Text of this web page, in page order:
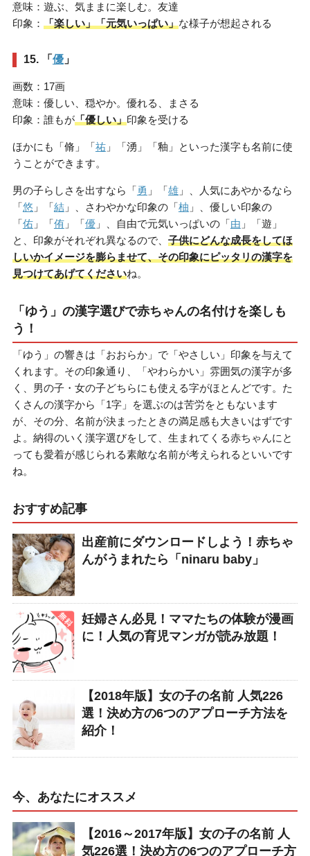
意味：遊ぶ、気ままに楽しむ。友達
印象： 「楽しい」「元気いっぱい」な様子が想起される
15. 「 優」
画数：17画
意味：優しい、穏やか。優れる、まさる
印象：誰もが「優しい」印象を受ける
ほかにも「脩」「祐」「湧」「釉」といった漢字も名前に使
うことができます。
男の子らしさを出すなら「勇 」「雄」、人気にあやかるなら
「悠 」「結」、さわやかな印象の「柚 」、優しい印象の
「佑」「侑」「優」、自由で元気いっぱいの「由 」「遊」
と、印象がそれぞれ異なるので、 子供にどんな成長をしてほ
しいかイメージを膨らませて、その印象にピッタリの漢字を
見つけてあげてくださいね。
「ゆう」の漢字選びで赤ちゃんの名付けを楽しも
う！
「ゆう」の響きは「おおらか」で「やさしい」印象を与えて
くれます。その印象通り、「やわらかい」雰囲気の漢字が多
く、男の子・女の子どちらにも使える字がほとんどです。た
くさんの漢字から「1字」を選ぶのは苦労をともないます
が、その分、名前が決まったときの満足感も大きいはずです
よ。納得のいく漢字選びをして、生まれてくる赤ちゃんにと
っても愛着が感じられる素敵な名前が考えられるといいです
ね。
おすすめ記事
出産前にダウンロードしよう！赤ちゃ
んがうまれたら「ninaru baby」
妊婦さん必見！ママたちの体験が漫画
に！人気の育児マンガが読み放題！
【2018年版】女の子の名前 人気226
選！決め方の6つのアプローチ方法を
紹介！
今、あなたにオススメ
【2016～2017年版】女の子の名前 人
気226選！決め方の6つのアプローチ方